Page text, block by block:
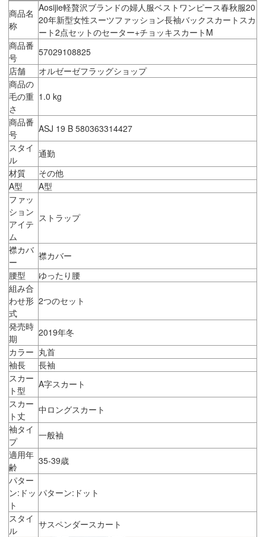
商品名
称
Aosijie軽贅沢ブランドの婦人服ベストワンピース春秋服20
20年新型女性スーツファッション長袖バックスカートスカ
ート2点セットのセーター+チョッキスカートM
商品番
号
57029108825
店舗
オルゼーゼフラッグショップ
商品の
毛の重
さ
1.0 kg
商品番
号
ASJ 19 B 580363314427
スタイ
ル
通勤
材質
その他
A型
A型
ファッ
ション
アイテ
ム
ストラップ
襟カバ
ー
襟カバー
腰型
ゆったり腰
組み合
わせ形
式
2つのセット
発売時
期
2019年冬
カラー 丸首
袖長
長袖
スカー
ト型
A字スカート
スカー
ト丈
中ロングスカート
袖タイ
プ
一般袖
適用年
齢
35-39歳
パター
ン:ドッ
ト
パターン:ドット
スタイ
ル
サスペンダースカート